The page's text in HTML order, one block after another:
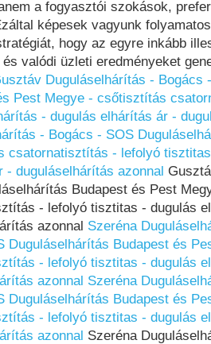
a fogyasztói szokások,
képesek vagyunk
hogy az egyre inkább
és valódi üzleti eredményeket
Duguláselhárítás - Bogács
Pest Megye - csőtisztítás
- dugulás elhárítás ár -
- Bogács - SOS
csatornatisztítás - lefolyó
- duguláselhárítás azonnal
Budapest és Pest
- lefolyó tisztitas - dugulás
azonnal Szeréna
Duguláselhárítás Budapest és
- lefolyó tisztitas - dugulás
azonnal Szeréna
Duguláselhárítás Budapest és
- lefolyó tisztitas - dugulás
azonnal Szeréna